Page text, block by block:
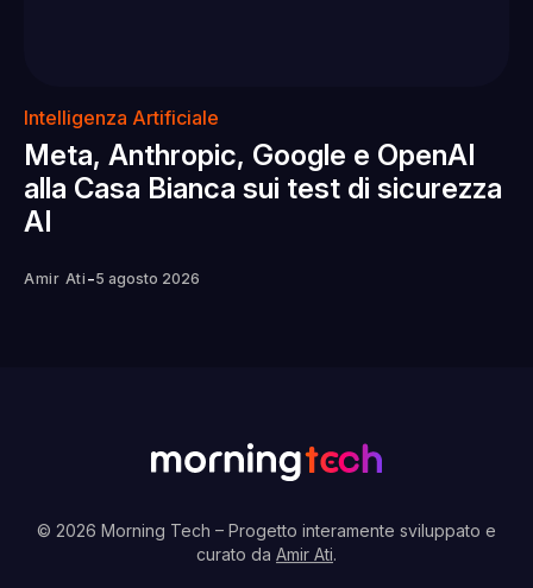
Intelligenza Artificiale
Meta, Anthropic, Google e OpenAI
alla Casa Bianca sui test di sicurezza
AI
Amir Ati -5 agosto 2026
© 2026 Morning Tech – Progetto interamente sviluppato e
curato da Amir Ati.